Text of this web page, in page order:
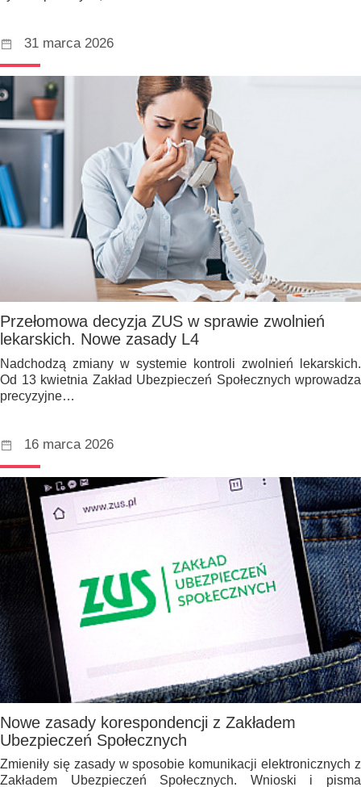
31 marca 2026
Przełomowa decyzja ZUS w sprawie zwolnień
lekarskich. Nowe zasady L4
Nadchodzą zmiany w systemie kontroli zwolnień lekarskich.
Od 13 kwietnia Zakład Ubezpieczeń Społecznych wprowadza
precyzyjne…
16 marca 2026
Nowe zasady korespondencji z Zakładem
Ubezpieczeń Społecznych
Zmieniły się zasady w sposobie komunikacji elektronicznych z
Zakładem Ubezpieczeń Społecznych. Wnioski i pisma